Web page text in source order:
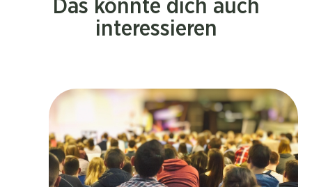
Das könnte dich auch
interessieren